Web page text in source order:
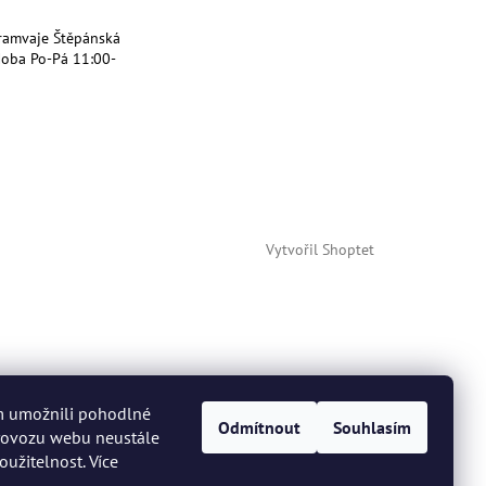
umožnili pohodlné
webu neustále
Více
Odmítnout Souhlasím
Štěpánská
Po-Pá 11:00-
Vytvořil Shoptet